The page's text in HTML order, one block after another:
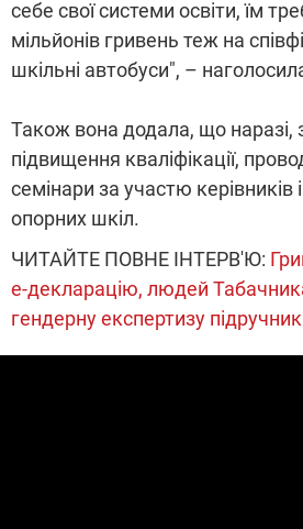
себе свої системи освіти, їм
мільйонів гривень теж на
шкільні автобуси", –
Також вона додала, що наразі,
підвищення кваліфікації,
семінари за участю керівників
опорних шкіл.
ЧИТАЙТЕ ПОВНЕ ІНТЕРВ'Ю:
е-декларацію, людей
гендерну експертизу